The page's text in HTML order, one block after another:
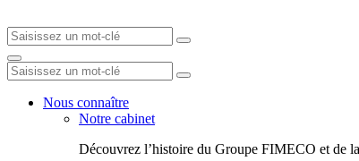
Nous connaître
Notre cabinet
Découvrez l’histoire du Groupe FIMECO et de